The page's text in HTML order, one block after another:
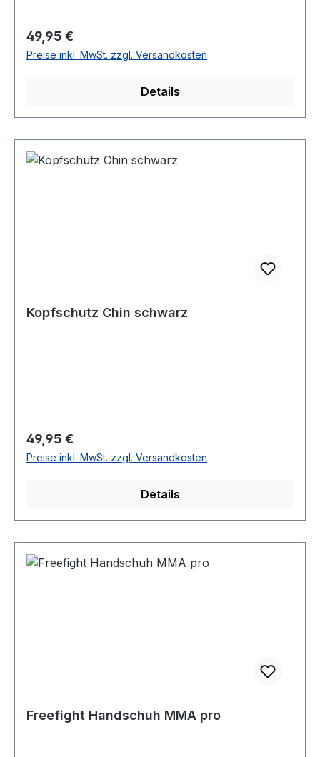
Regulärer Preis:
49,95 €
Preise inkl. MwSt. zzgl. Versandkosten
Details
Kopfschutz Chin schwarz
Regulärer Preis:
49,95 €
Preise inkl. MwSt. zzgl. Versandkosten
Details
Freefight Handschuh MMA pro